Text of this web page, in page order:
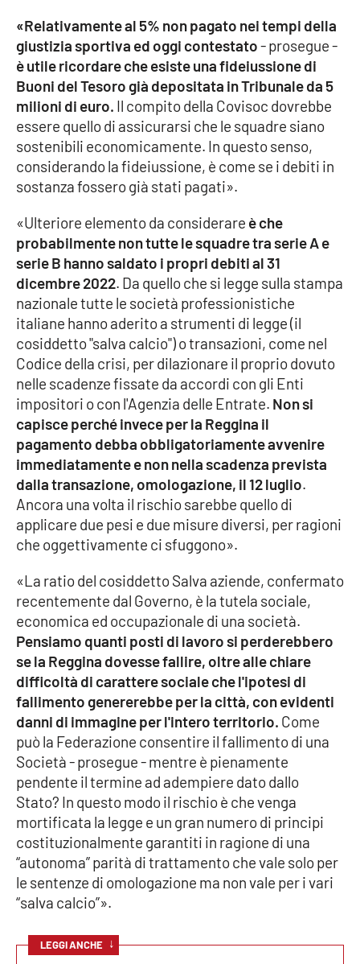
«Relativamente al 5% non pagato nei tempi della
giustizia sportiva ed oggi contestato- prosegue -
è utile ricordare che esiste una fideiussione di
Buoni del Tesoro già depositata in Tribunale da 5
milioni di euro. Il compito della Covisoc dovrebbe
essere quello di assicurarsi che le squadre siano
sostenibili economicamente. In questo senso,
considerando la fideiussione, è come se i debiti in
sostanza fossero già stati pagati».
«Ulteriore elemento da considerare è che
probabilmente non tutte le squadre tra serie A e
serie B hanno saldato i propri debiti al 31
dicembre 2022. Da quello che si legge sulla stampa
nazionale tutte le società professionistiche
italiane hanno aderito a strumenti di legge (il
cosiddetto "salva calcio") o transazioni, come nel
Codice della crisi, per dilazionare il proprio dovuto
nelle scadenze fissate da accordi con gli Enti
impositori o con l'Agenzia delle Entrate. Non si
capisce perché invece per la Reggina il
pagamento debba obbligatoriamente avvenire
immediatamente e non nella scadenza prevista
dalla transazione, omologazione, il 12 luglio.
Ancora una volta il rischio sarebbe quello di
applicare due pesi e due misure diversi, per ragioni
che oggettivamente ci sfuggono».
«La ratio del cosiddetto Salva aziende, confermato
recentemente dal Governo, è la tutela sociale,
economica ed occupazionale di una società.
Pensiamo quanti posti di lavoro si perderebbero
se la Reggina dovesse fallire, oltre alle chiare
difficoltà di carattere sociale che l'ipotesi di
fallimento genererebbe per la città, con evidenti
danni di immagine per l'intero territorio. Come
può la Federazione consentire il fallimento di una
Società - prosegue - mentre è pienamente
pendente il termine ad adempiere dato dallo
Stato? In questo modo il rischio è che venga
mortificata la legge e un gran numero di principi
costituzionalmente garantiti in ragione di una
“autonoma” parità di trattamento che vale solo per
le sentenze di omologazione ma non vale per i vari
“salva calcio”».
LEGGI ANCHE ↓